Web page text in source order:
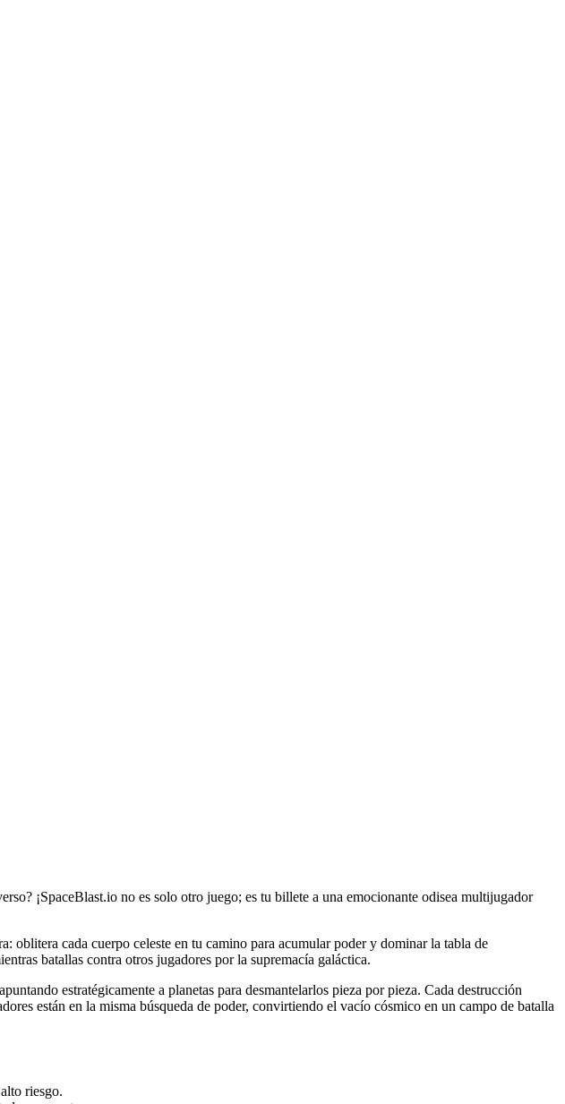
¡SpaceBlast.io no es solo otro juego; es tu billete a una emocionante odisea multijugador
oblitera cada cuerpo celeste en tu camino para acumular poder y dominar la tabla de
batallas contra otros jugadores por la supremacía galáctica.
estratégicamente a planetas para desmantelarlos pieza por pieza. Cada destrucción
están en la misma búsqueda de poder, convirtiendo el vacío cósmico en un campo de batalla
riesgo.